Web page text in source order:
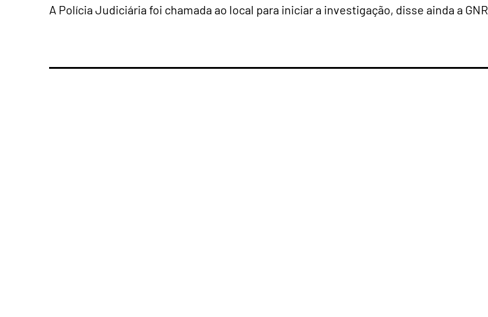
A Polícia Judiciária foi chamada ao local para iniciar a investigação, disse ainda a GNR.